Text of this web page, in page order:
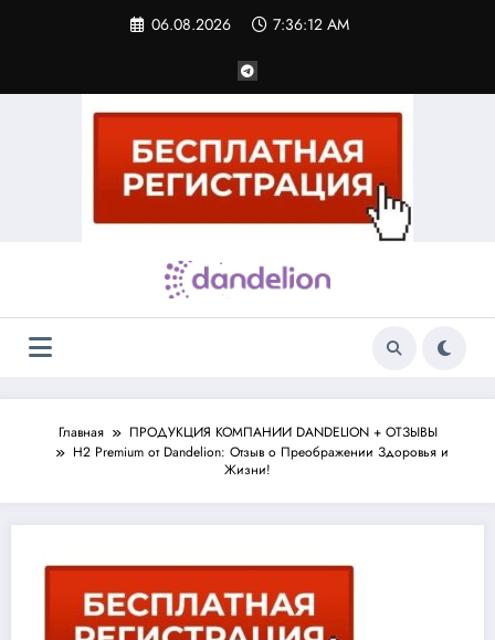
06.08.2026 7:36:12 AM
Главная
ПРОДУКЦИЯ КОМПАНИИ DANDELION + ОТЗЫВЫ
H2 Premium от Dandelion: Отзыв о Преображении Здоровья и
Жизни!